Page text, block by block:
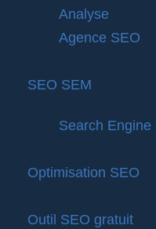
Analyse
Agence SEO
SEO SEM
Search Engine
Optimisation SEO
Outil SEO gratuit